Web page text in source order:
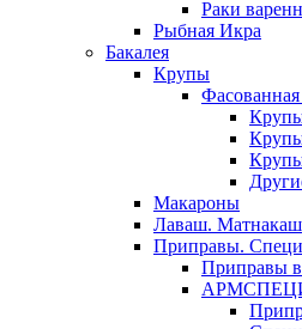
Раки
Рыбная Икра
Бакалея
Крупы
Макароны
Лаваш. Матнакаш
Приправы.
Приправы в